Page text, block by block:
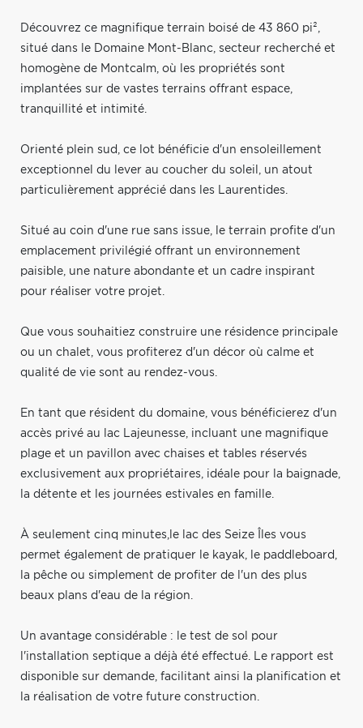
Découvrez ce magnifique terrain boisé de 43 860 pi²,
situé dans le Domaine Mont-Blanc, secteur recherché et
homogène de Montcalm, où les propriétés sont
implantées sur de vastes terrains offrant espace,
tranquillité et intimité.
Orienté plein sud, ce lot bénéficie d'un ensoleillement
exceptionnel du lever au coucher du soleil, un atout
particulièrement apprécié dans les Laurentides.
Situé au coin d'une rue sans issue, le terrain profite d'un
emplacement privilégié offrant un environnement
paisible, une nature abondante et un cadre inspirant
pour réaliser votre projet.
Que vous souhaitiez construire une résidence principale
ou un chalet, vous profiterez d'un décor où calme et
qualité de vie sont au rendez-vous.
En tant que résident du domaine, vous bénéficierez d'un
accès privé au lac Lajeunesse, incluant une magnifique
plage et un pavillon avec chaises et tables réservés
exclusivement aux propriétaires, idéale pour la baignade,
la détente et les journées estivales en famille.
À seulement cinq minutes,le lac des Seize Îles vous
permet également de pratiquer le kayak, le paddleboard,
la pêche ou simplement de profiter de l'un des plus
beaux plans d'eau de la région.
Un avantage considérable : le test de sol pour
l'installation septique a déjà été effectué. Le rapport est
disponible sur demande, facilitant ainsi la planification et
la réalisation de votre future construction.